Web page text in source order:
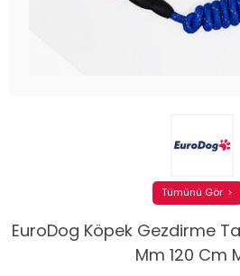
EuroDog Köpek Gezdirme
Mm 120 Cm
Tümünü Gör